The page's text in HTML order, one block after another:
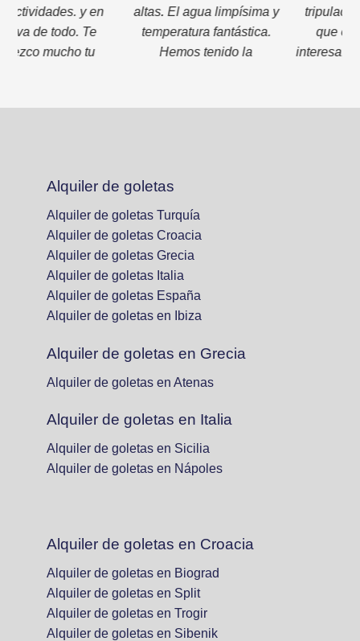
y en
de todo. Te
mucho tu
todo
altas. El agua limpísima y
temperatura fantástica.
Hemos tenido la
restaurantes locales donde
felicitaciones a la
tripulación en su conjunto y,
en especial, para el
Capitán.
Junio 2024
tripulación,
que es lo
interesa, te
diaria correcta
Alquiler de goletas
Alquiler de goletas Turquía
Alquiler de goletas Croacia
Alquiler de goletas Grecia
Alquiler de goletas Italia
Alquiler de goletas España
Alquiler de goletas en Ibiza
Alquiler de goletas en Grecia
Alquiler de goletas en Atenas
Alquiler de goletas en Italia
Alquiler de goletas en Sicilia
Alquiler de goletas en Nápoles
Alquiler de goletas en Croacia
Alquiler de goletas en Biograd
Alquiler de goletas en Split
Alquiler de goletas en Trogir
Alquiler de goletas en Sibenik